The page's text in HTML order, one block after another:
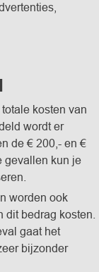
kosten van
wordt er
de € 200,- en €
gevallen kun je
worden ook
bedrag kosten.
gaat het
bijzonder